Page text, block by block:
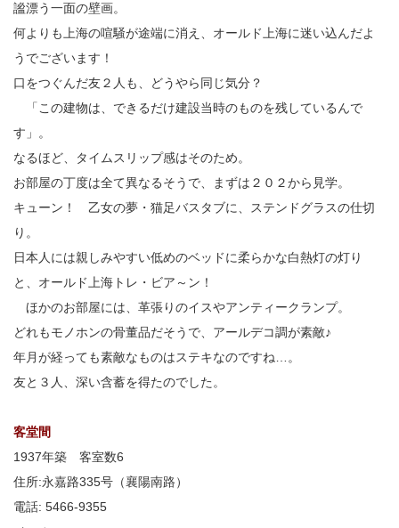
謐漂う一面の壁画。
何よりも上海の喧騒が途端に消え、オールド上海に迷い込んだよ
うでございます！
口をつぐんだ友２人も、どうやら同じ気分？
「この建物は、できるだけ建設当時のものを残しているんで
す」。
なるほど、タイムスリップ感はそのため。
お部屋の丁度は全て異なるそうで、まずは２０２から見学。
キューン！ 乙女の夢・猫足バスタブに、ステンドグラスの仕切
り。
日本人には親しみやすい低めのベッドに柔らかな白熱灯の灯り
と、オールド上海トレ・ビア～ン！
ほかのお部屋には、革張りのイスやアンティークランプ。
どれもモノホンの骨董品だそうで、アールデコ調が素敵♪
年月が経っても素敵なものはステキなのですね…。
友と３人、深い含蓄を得たのでした。
客堂間
1937年築 客室数6
住所:永嘉路335号（襄陽南路）
電話: 5466-9355